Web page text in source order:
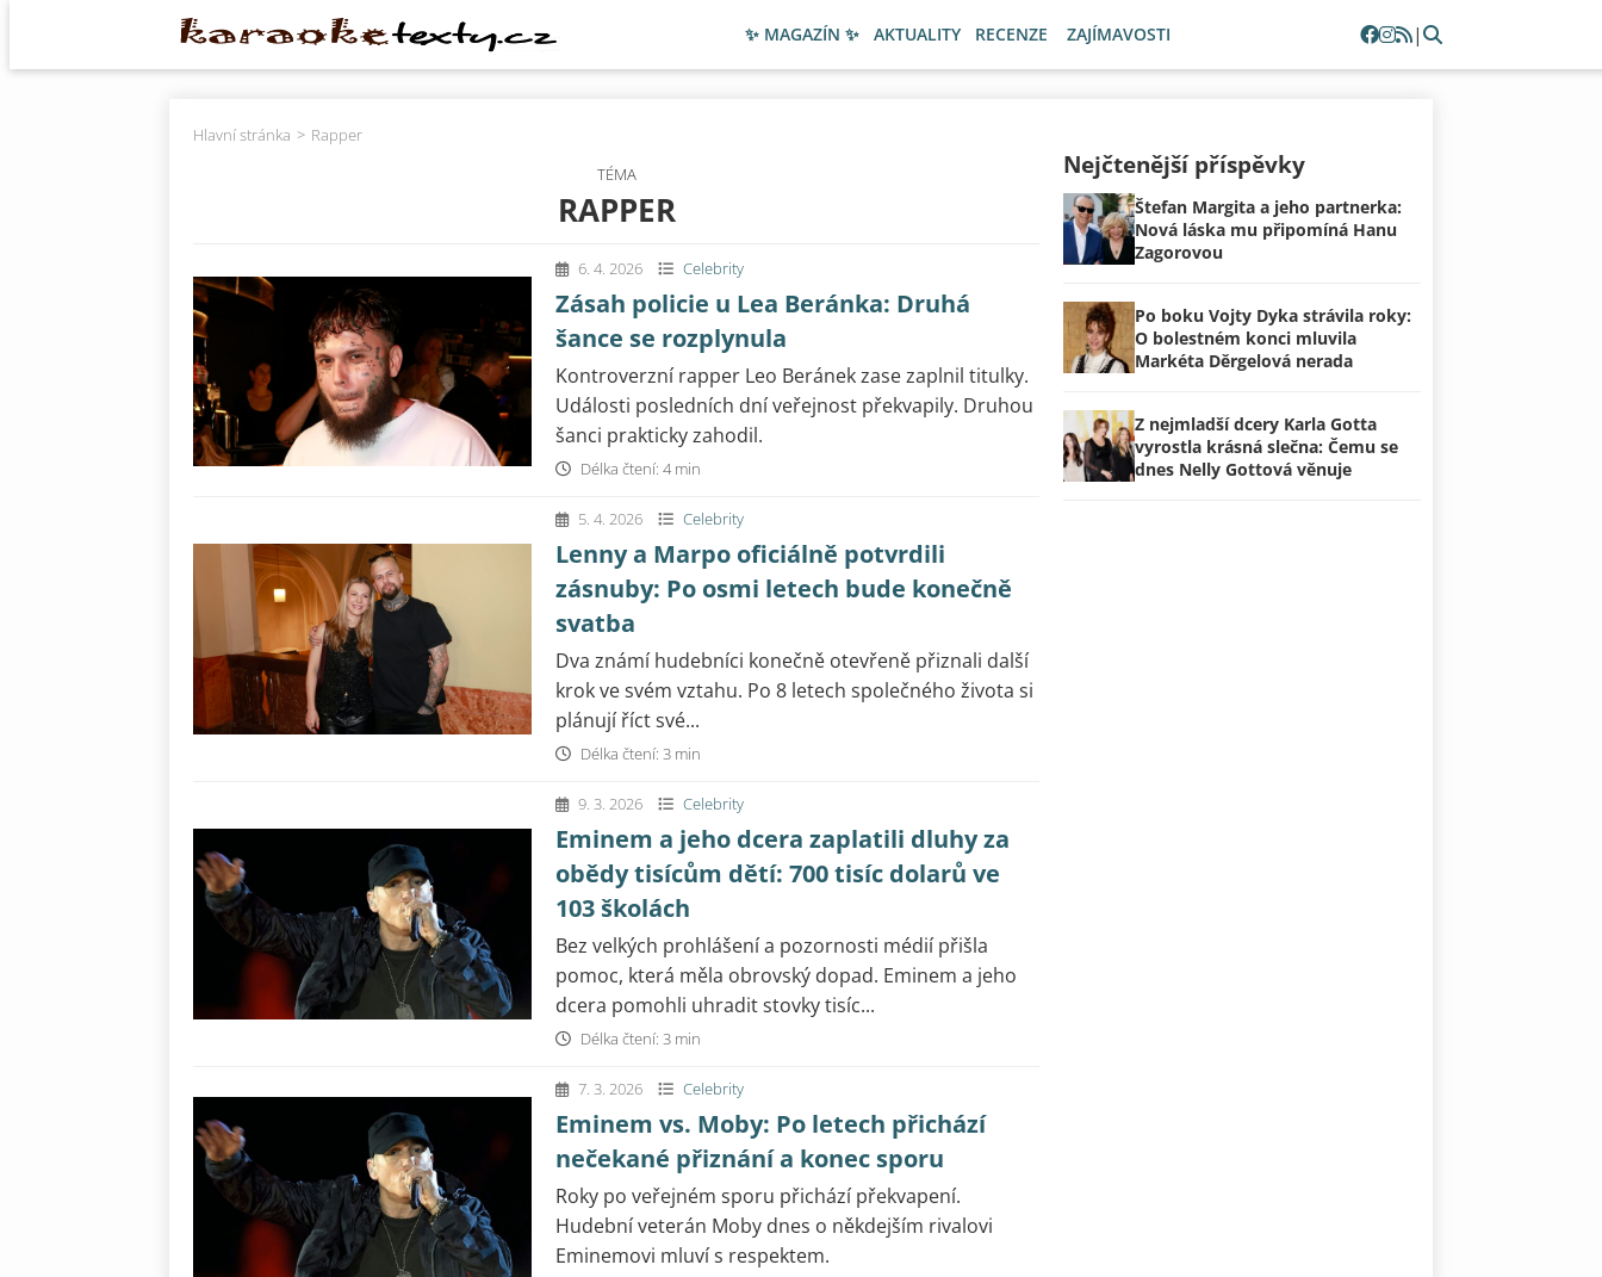
✨ MAGAZÍN ✨ AKTUALITY RECENZE ZAJÍMAVOSTI |
Hlavní stránka
Rapper
TÉMA
RAPPER
6. 4. 2026 Celebrity
Zásah policie u Lea Beránka: Druhá
šance se rozplynula
Kontroverzní rapper Leo Beránek zase zaplnil titulky.
Události posledních dní veřejnost překvapily. Druhou
šanci prakticky zahodil.
Délka čtení: 4 min
5. 4. 2026 Celebrity
Lenny a Marpo oficiálně potvrdili
zásnuby: Po osmi letech bude konečně
svatba
Dva známí hudebníci konečně otevřeně přiznali další
krok ve svém vztahu. Po 8 letech společného života si
plánují říct své...
Délka čtení: 3 min
9. 3. 2026 Celebrity
Eminem a jeho dcera zaplatili dluhy za
obědy tisícům dětí: 700 tisíc dolarů ve
103 školách
Bez velkých prohlášení a pozornosti médií přišla
pomoc, která měla obrovský dopad. Eminem a jeho
dcera pomohli uhradit stovky tisíc...
Délka čtení: 3 min
7. 3. 2026 Celebrity
Eminem vs. Moby: Po letech přichází
nečekané přiznání a konec sporu
Roky po veřejném sporu přichází překvapení.
Hudební veterán Moby dnes o někdejším rivalovi
Eminemovi mluví s respektem.
Nejčtenější příspěvky
Štefan Margita a jeho partnerka:
Nová láska mu připomíná Hanu
Zagorovou
Po boku Vojty Dyka strávila roky:
O bolestném konci mluvila
Markéta Děrgelová nerada
Z nejmladší dcery Karla Gotta
vyrostla krásná slečna: Čemu se
dnes Nelly Gottová věnuje